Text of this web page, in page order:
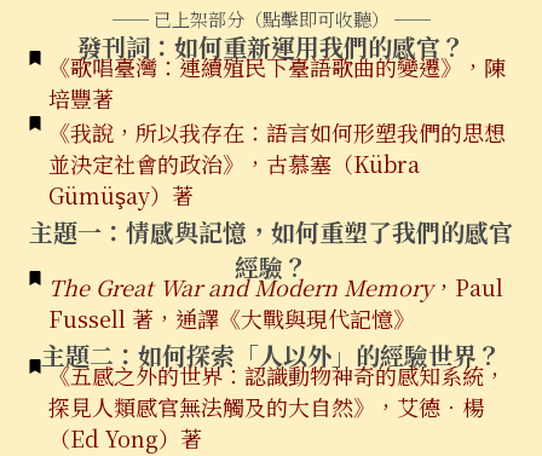
── 已上架部分（點擊即可收聽） ──
發刊詞：如何重新運用我們的感官？
《歌唱臺灣：連續殖民下臺語歌曲的變遷》，陳
培豐著
《我說，所以我存在：語言如何形塑我們的思想
並決定社會的政治》，古慕塞（Kübra
Gümüşay）著
主題一：情感與記憶，如何重塑了我們的感官
經驗？
The Great War and Modern Memory，Paul
Fussell 著，通譯《大戰與現代記憶》
主題二：如何探索「人以外」的經驗世界？
《五感之外的世界：認識動物神奇的感知系統，
探見人類感官無法觸及的大自然》，艾德．楊
（Ed Yong）著